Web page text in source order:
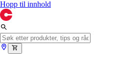
Hopp til innhold